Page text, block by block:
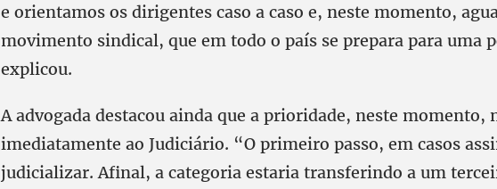
e orientamos os dirigentes caso a caso e, neste momento,
movimento sindical, que em todo o país se prepara para uma
explicou.
A advogada destacou ainda que a prioridade, neste momento,
imediatamente ao Judiciário. “O primeiro passo, em casos
judicializar. Afinal, a categoria estaria transferindo a um